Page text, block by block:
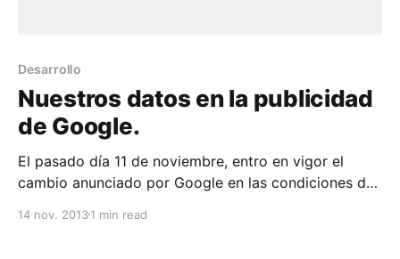
Desarrollo
Nuestros datos en la publicidad
de Google.
El pasado día 11 de noviembre, entro en vigor el
cambio anunciado por Google en las condiciones de
algunos de nuestros datos personales para su
14 nov. 20131 min read